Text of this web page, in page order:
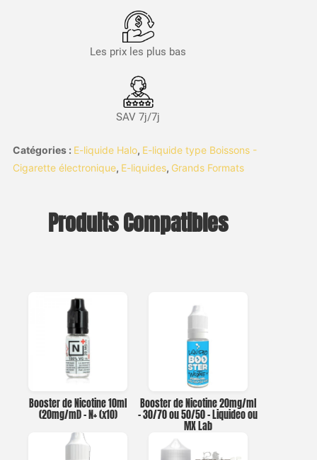
Les prix les plus bas
SAV 7j/7j
Catégories : E-liquide Halo, E-liquide type Boissons -
Cigarette électronique, E-liquides, Grands Formats
Produits Compatibles
Booster de Nicotine 10ml
(20mg/ml) – N+ (x10)
Booster de Nicotine 20mg/ml
– 30/70 ou 50/50 – Liquideo ou
MX Lab